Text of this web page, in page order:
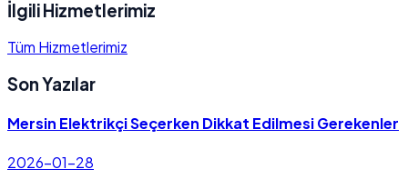
İlgili Hizmetlerimiz
Tüm Hizmetlerimiz
Son Yazılar
Mersin Elektrikçi Seçerken Dikkat Edilmesi Gerekenler
2026-01-28